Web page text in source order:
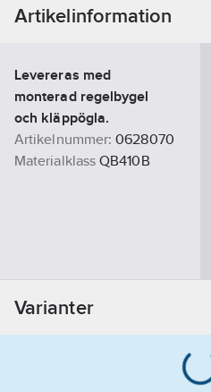
Artikelinformation
Levereras med
monterad regelbygel
och kläppögla.
Artikelnummer: 0628070
Materialklass QB410B
Varianter